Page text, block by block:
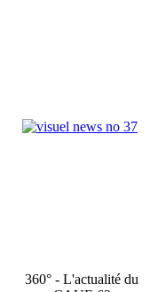
360° - L'actualité du